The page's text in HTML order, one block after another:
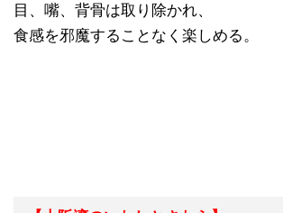
目、嘴、背骨は取り除かれ、
食感を邪魔することなく楽しめる。